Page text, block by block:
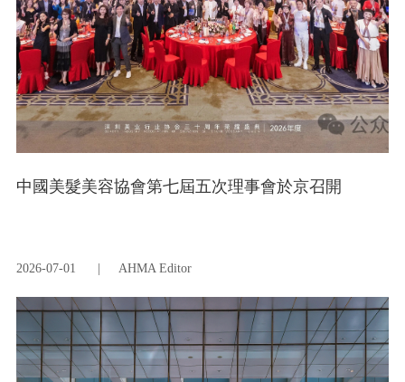
中國美髮美容協會第七屆五次理事會於京召開
2026-07-01 AHMA Editor